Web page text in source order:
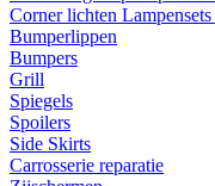
Corner lichten Lampensets
Bumperlippen
Bumpers
Grill
Spiegels
Spoilers
Side Skirts
Carrosserie reparatie